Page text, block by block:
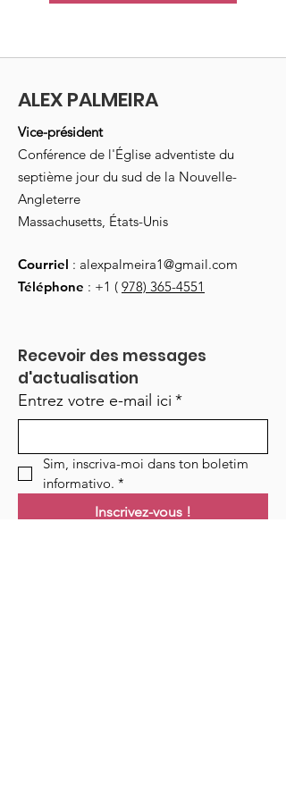
ALEX PALMEIRA
Vice-président
Conférence de l'Église adventiste du
septième jour du sud de la Nouvelle-
Angleterre
Massachusetts, États-Unis
Courriel : alexpalmeira1@gmail.com
Téléphone : +1 ( 978) 365-4551
Recevoir des messages
d'actualisation
Entrez votre e-mail ici *
Sim, inscriva-moi dans ton boletim
informativo. *
Inscrivez-vous !